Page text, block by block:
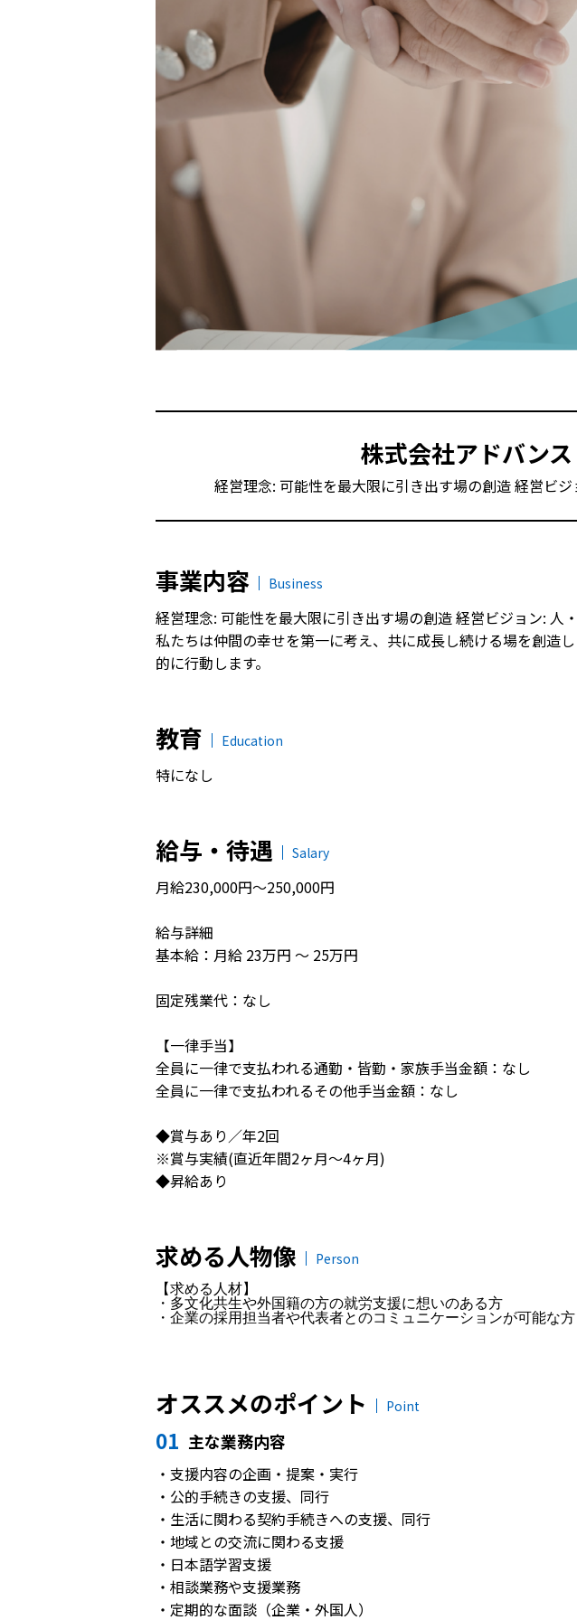
株式会社アドバン
経営理念: 可能性を最大限に引き出す場の創造 経営ビ
事業内容 Business
経営理念: 可能性を最大限に引き出す場の創造 経営ビジョン:
私たちは仲間の幸せを第一に考え、共に成長し続ける場を創造
的に行動します。
教育 Education
特になし
給与・待遇 Salary
月給230,000円～250,000円
給与詳細
基本給：月給 23万円 〜 25万円
固定残業代：なし
【一律手当】
全員に一律で支払われる通勤・皆勤・家族手当金額：なし
全員に一律で支払われるその他手当金額：なし
◆賞与あり／年2回
※賞与実績(直近年間2ヶ月～4ヶ月)
◆昇給あり
求める人物像 Person
【求める人材】
・多文化共生や外国籍の方の就労支援に想いのある方
・企業の採用担当者や代表者とのコミュニケーションが可能な方
オススメのポイント Point
01 主な業務内容
・支援内容の企画・提案・実行
・公的手続きの支援、同行
・生活に関わる契約手続きへの支援、同行
・地域との交流に関わる支援
・日本語学習支援
・相談業務や支援業務
・定期的な面談（企業・外国人）